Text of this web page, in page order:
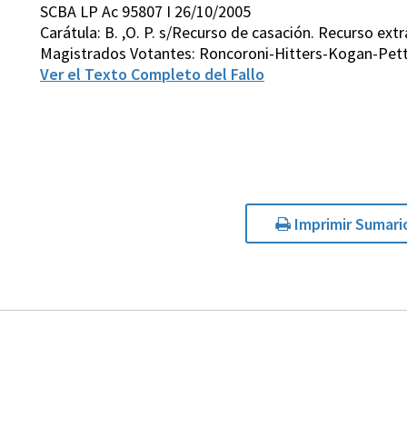
SCBA LP Ac 95807 I 26/10/2005
Carátula: B. ,O. P. s/Recurso de casación. Recurso
Magistrados Votantes: Roncoroni-Hitters-Kogan-
Ver el Texto Completo del Fallo
Imprimir